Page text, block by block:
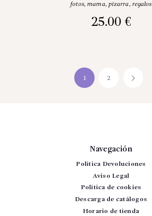
fotos,mama, pizarra, regalos
25.00 €
1 2
Navegación
Política Devoluciones
Aviso Legal
Política de cookies
Descarga de catálogos
Horario de tienda